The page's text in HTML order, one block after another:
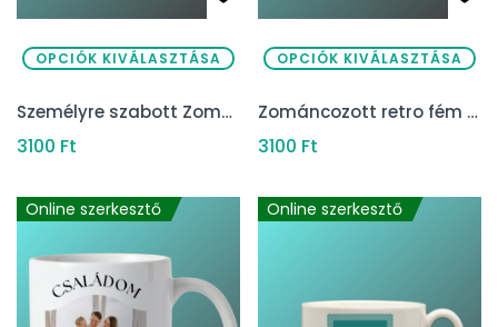
OPCIÓK KIVÁLASZTÁSA
Személyre szabott Zománcozott Horgász Bögre
3100 Ft
OPCIÓK KIVÁLASZTÁSA
Zománcozott retro fém bögre saját névvel
3100 Ft
Online szerkesztő Online szerkesztő